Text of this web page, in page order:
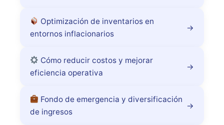
Optimización de inventarios en
entornos inflacionarios
→
Cómo reducir costos y mejorar
eficiencia operativa
→
Fondo de emergencia y diversificación
de ingresos
→